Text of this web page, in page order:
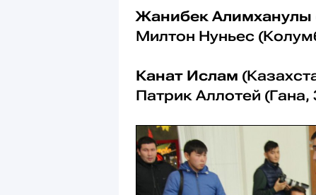
Жанибек Алимханулы
Милтон Нуньес
Канат Ислам
Патрик Аллотей